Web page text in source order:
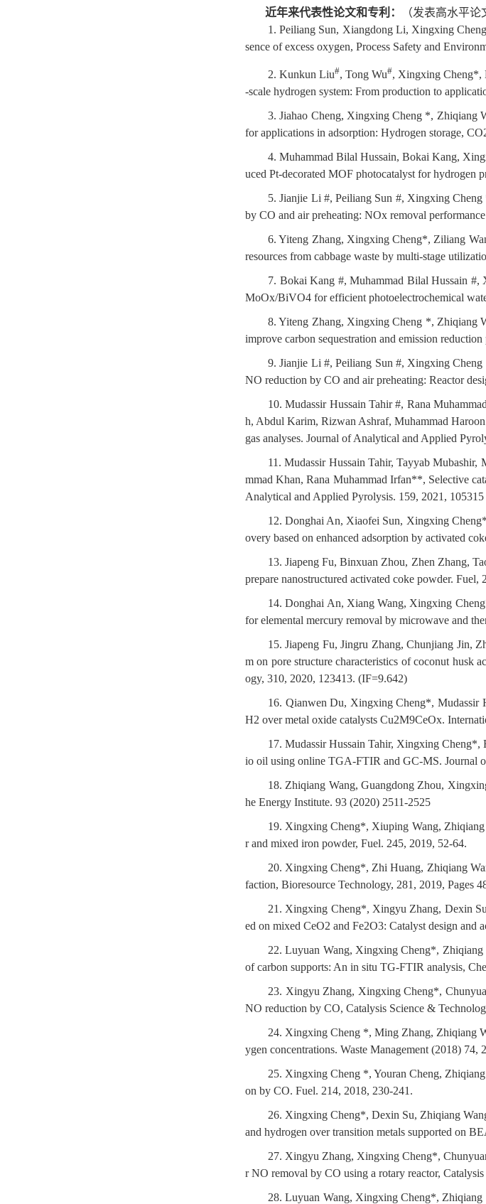
近年来代表性论文和专利：
（发表高水平论
1. Peiliang Sun, Xiangdong Li, Xingxing
sence of excess oxygen, Process Safety and
2. Kunkun Liu#, Tong Wu#, Xingxing Cheng*,
-scale hydrogen system: From production to
3. Jiahao Cheng, Xingxing Cheng *, Zhiqiang
for applications in adsorption: Hydrogen storage,
4. Muhammad Bilal Hussain, Bokai Kang,
uced Pt-decorated MOF photocatalyst for hydrogen
5. Jianjie Li #, Peiliang Sun #, Xingxing
by CO and air preheating: NOx removal
6. Yiteng Zhang, Xingxing Cheng*, Ziliang
resources from cabbage waste by multi-stage
7. Bokai Kang #, Muhammad Bilal Hussain
MoOx/BiVO4 for efficient photoelectrochemical
8. Yiteng Zhang, Xingxing Cheng *, Zhiqiang
improve carbon sequestration and emission
9. Jianjie Li #, Peiliang Sun #, Xingxing
NO reduction by CO and air preheating: Reactor
10. Mudassir Hussain Tahir #, Rana
h, Abdul Karim, Rizwan Ashraf, Muhammad
gas analyses. Journal of Analytical and Applied
11. Mudassir Hussain Tahir, Tayyab
mmad Khan, Rana Muhammad Irfan**, Selective
Analytical and Applied Pyrolysis. 159, 2021, 105315
12. Donghai An, Xiaofei Sun, Xingxing
overy based on enhanced adsorption by activated
13. Jiapeng Fu, Binxuan Zhou, Zhen Zhang,
prepare nanostructured activated coke powder. Fuel,
14. Donghai An, Xiang Wang, Xingxing
for elemental mercury removal by microwave and
15. Jiapeng Fu, Jingru Zhang, Chunjiang Jin,
m on pore structure characteristics of coconut husk
ogy, 310, 2020, 123413. (IF=9.642)
16. Qianwen Du, Xingxing Cheng*, Mudassir
H2 over metal oxide catalysts Cu2M9CeOx.
17. Mudassir Hussain Tahir, Xingxing
io oil using online TGA-FTIR and GC-MS. Journal
18. Zhiqiang Wang, Guangdong Zhou,
he Energy Institute. 93 (2020) 2511-2525
19. Xingxing Cheng*, Xiuping Wang,
r and mixed iron powder, Fuel. 245, 2019, 52-64.
20. Xingxing Cheng*, Zhi Huang, Zhiqiang
faction, Bioresource Technology, 281, 2019, Pages
21. Xingxing Cheng*, Xingyu Zhang, Dexin
ed on mixed CeO2 and Fe2O3: Catalyst design
22. Luyuan Wang, Xingxing Cheng*,
of carbon supports: An in situ TG-FTIR analysis,
23. Xingyu Zhang, Xingxing Cheng*,
NO reduction by CO, Catalysis Science &
24. Xingxing Cheng *, Ming Zhang, Zhiqiang
ygen concentrations. Waste Management (2018) 74,
25. Xingxing Cheng *, Youran Cheng,
on by CO. Fuel. 214, 2018, 230-241.
26. Xingxing Cheng*, Dexin Su, Zhiqiang
and hydrogen over transition metals supported on
27. Xingyu Zhang, Xingxing Cheng*,
r NO removal by CO using a rotary reactor,
28. Luyuan Wang, Xingxing Cheng*,